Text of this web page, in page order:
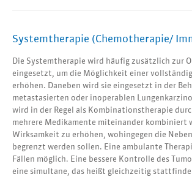
Systemtherapie (Chemotherapie/
Die Systemtherapie wird häufig zusätzlich zur
eingesetzt, um die Möglichkeit einer
erhöhen. Daneben wird sie eingesetzt in der
metastasierten oder inoperablen
wird in der Regel als Kombinationstherapie
mehrere Medikamente miteinander kombiniert
Wirksamkeit zu erhöhen, wohingegen die
begrenzt werden sollen. Eine ambulante
Fällen möglich. Eine bessere Kontrolle des
eine simultane, das heißt gleichzeitig